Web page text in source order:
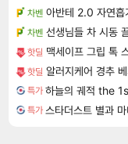
차벤 아반테 2.0 자연흡
차벤 선생님들 차 시동
핫딜 맥세이프 그립 톡
핫딜 알러지케어 경추
특가
특가